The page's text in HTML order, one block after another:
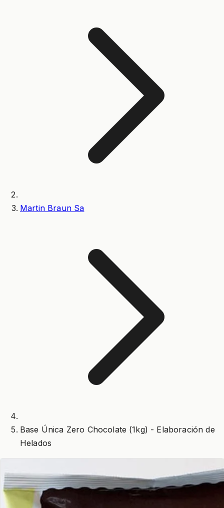
Martin Braun Sa
Base Única Zero Chocolate (1kg) - Elaboración de
Helados